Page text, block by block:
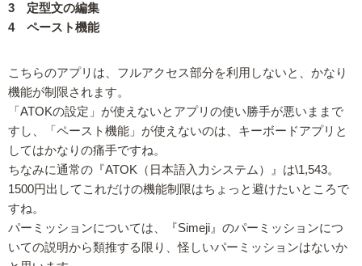
3 定型文の編集
4 ペースト機能
こちらのアプリは、フルアクセス部分を利用しないと、かなり
機能が制限されます。
「ATOKの設定」が使えないとアプリの使い勝手が悪いままで
すし、「ペースト機能」が使えないのは、キーボードアプリと
してはかなりの痛手ですね。
ちなみに通常の『ATOK（日本語入力システム）』は\1,543。
1500円出してこれだけの機能制限はちょっと避けたいところで
すね。
パーミッションについては、『Simeji』のパーミッションにつ
いての説明から類推する限り、怪しいパーミッションはないか